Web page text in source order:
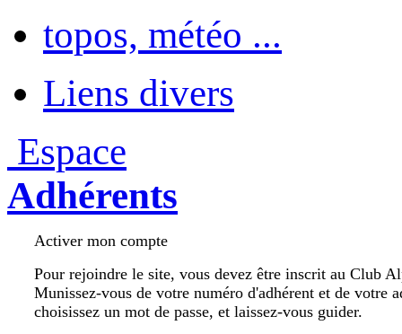
topos, météo ...
Liens divers
Espace
Adhérents
Activer mon compte
Pour rejoindre le site, vous devez être inscrit au Club
Munissez-vous de votre numéro d'adhérent et de votre
choisissez un mot de passe, et laissez-vous guider.